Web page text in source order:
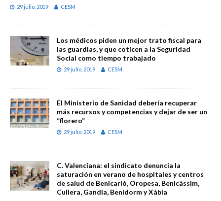
29 julio, 2019 CESM
Los médicos piden un mejor trato fiscal para
las guardias, y que coticen a la Seguridad
Social como tiempo trabajado
29 julio, 2019 CESM
El Ministerio de Sanidad debería recuperar
más recursos y competencias y dejar de ser un
“florero”
29 julio, 2019 CESM
C. Valenciana: el sindicato denuncia la
saturación en verano de hospitales y centros
de salud de Benicarló, Oropesa, Benicàssim,
Cullera, Gandia, Benidorm y Xàbia